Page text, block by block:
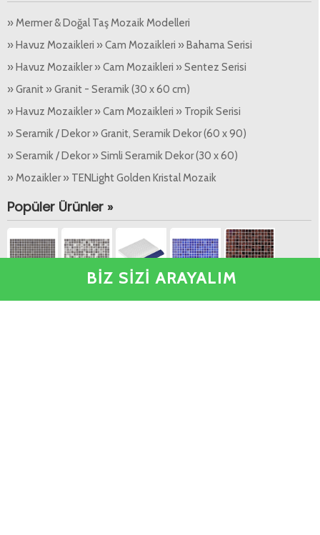
BİZ SİZİ ARAYALIM
» Mermer & Doğal Taş Mozaik Modelleri
» Havuz Mozaikleri » Cam Mozaikleri » Bahama Serisi
» Havuz Mozaikler » Cam Mozaikleri » Sentez Serisi
» Granit » Granit - Seramik (30 x 60 cm)
» Havuz Mozaikler » Cam Mozaikleri » Tropik Serisi
» Seramik / Dekor » Granit, Seramik Dekor (60 x 90)
» Seramik / Dekor » Simli Seramik Dekor (30 x 60)
» Mozaikler » TENLight Golden Kristal Mozaik
Popüler Ürünler »